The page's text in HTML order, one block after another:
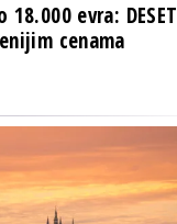
evra: DESET
cenama